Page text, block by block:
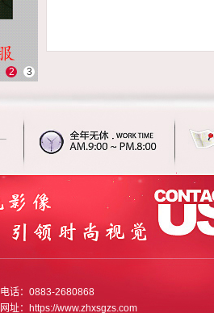
2 3
电话：0883-2680868
网址：https://www.zhxsgzs.com